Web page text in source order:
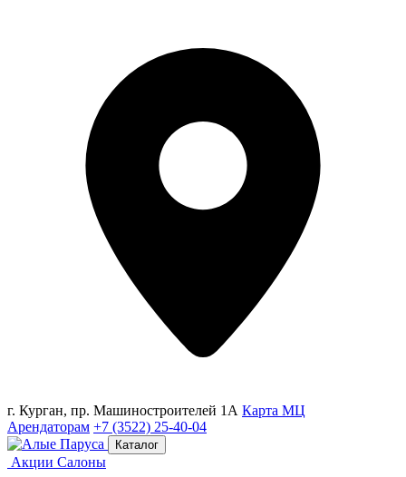
г. Курган, пр. Машиностроителей 1А Карта МЦ
Арендаторам +7 (3522) 25-40-04
Каталог
Акции Салоны